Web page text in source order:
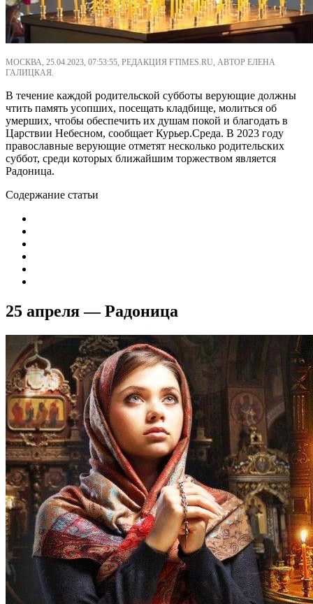
МОСКВА, 25.04.2023, 07:53:55, РЕДАКЦИЯ FTIMES.RU, АВТОР ЕЛЕНА
ГАЛИЦКАЯ.
В течение каждой родительской субботы верующие должны
чтить память усопших, посещать кладбище, молиться об
умерших, чтобы обеспечить их душам покой и благодать в
Царствии Небесном, сообщает Курьер.Среда. В 2023 году
православные верующие отметят несколько родительских
суббот, среди которых ближайшим торжеством является
Радоница.
Содержание статьи
25 апреля — Радоница